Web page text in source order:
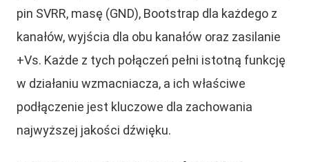
pin SVRR, masę (GND), Bootstrap dla każdego z
kanałów, wyjścia dla obu kanałów oraz zasilanie
+Vs. Każde z tych połączeń pełni istotną funkcję
w działaniu wzmacniacza, a ich właściwe
podłączenie jest kluczowe dla zachowania
najwyższej jakości dźwięku.